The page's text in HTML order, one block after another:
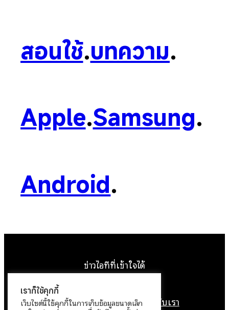
สอนใช้.บทความ.
Apple.Samsung.
Android.
ข่าวไอทีที่เข้าใจได้
หน้าแรกติดต่อเราลิขสิทธิ์เกี่ยวกับเรา
เราก็ใช้คุกกี้
เว็บไซต์นี้ใช้คุกกี้ในการเก็บข้อมูลขนาดเล็ก